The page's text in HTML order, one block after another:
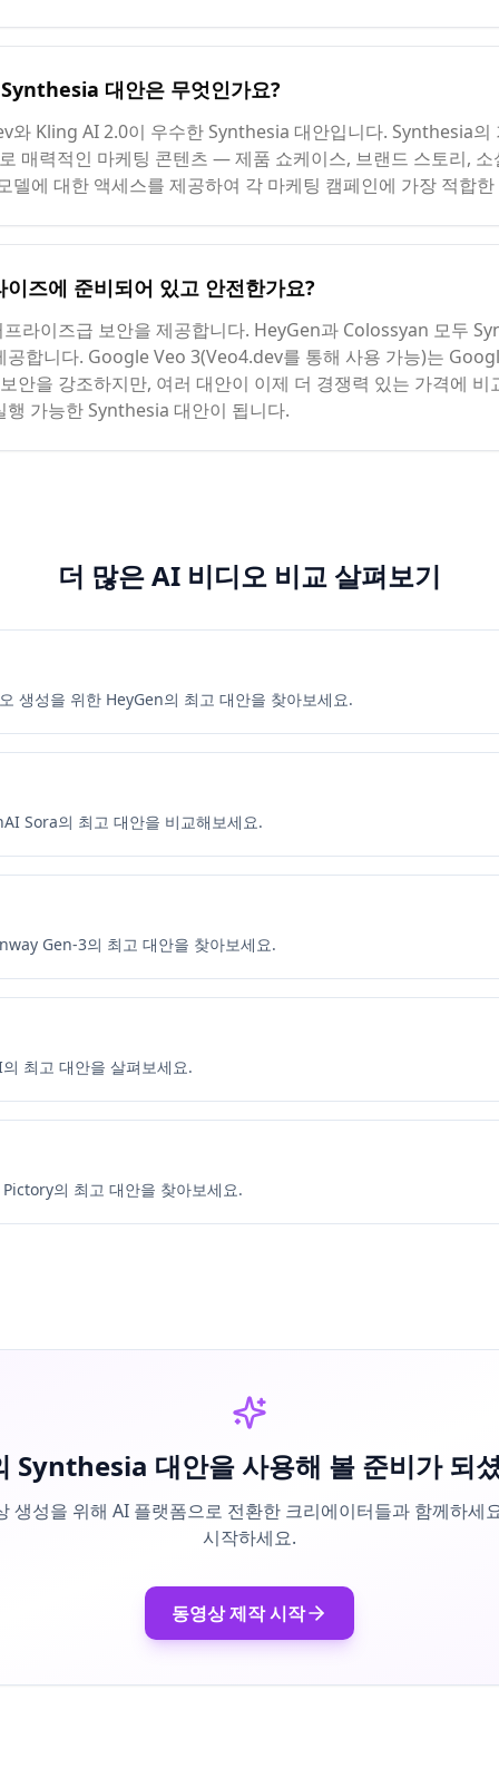
대안은 무엇인가요?
와 Kling AI 2.0이 우수한 Synthesia 대안입니다. Synthesia의
매력적인 마케팅 콘텐츠 — 제품 쇼케이스, 브랜드 스토리,
델에 대한 액세스를 제공하여 각 마케팅 캠페인에 가장 적합
즈에 준비되어 있고 안전한가요?
라이즈급 보안을 제공합니다. HeyGen과 Colossyan 모두
공합니다. Google Veo 3(Veo4.dev를 통해 사용 가능)는
안을 강조하지만, 여러 대안이 이제 더 경쟁력 있는 가격에
가능한 Synthesia 대안이 됩니다.
더 많은 AI 비디오 비교 살펴보기
생성을 위한 HeyGen의 최고 대안을 찾아보세요.
Sora의 최고 대안을 비교해보세요.
Gen-3의 최고 대안을 찾아보세요.
최고 대안을 살펴보세요.
의 최고 대안을 찾아보세요.
Synthesia 대안을 사용해 볼 준비가 되
생성을 위해 AI 플랫폼으로 전환한 크리에이터들과 함께하세
시작하세요.
동영상 제작 시작